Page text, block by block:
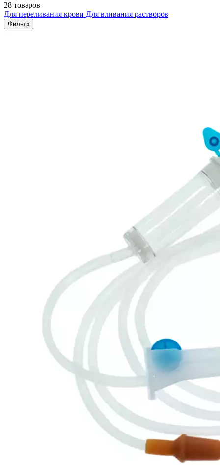
28 товаров
Для переливания крови Для вливания растворов
Фильтр